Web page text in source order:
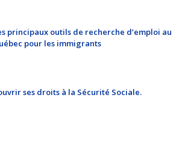
principaux outils de recherche d’emploi au
pour les immigrants
ses droits à la Sécurité Sociale.